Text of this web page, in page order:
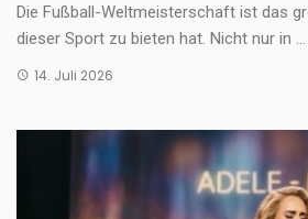
Die Fußball-Weltmeisterschaft ist das
dieser Sport zu bieten hat. Nicht nur in ...
14. Juli 2026